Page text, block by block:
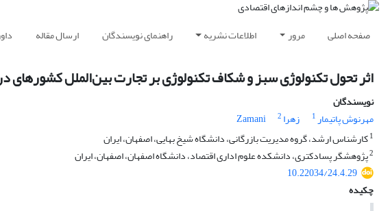
صفحه اصلی مرور اطلاعات نشریه راهنمای نویسندگان ارسال مقاله
اثر تحول تکنولوژی سبز و شکاف تکنولوژی بر تجارت بین‌الملل کشورهای
نویسندگان
مهرنوش پاتیمار1 زهرا Zamani 2
1کارشناس ارشد، گروه مدیریت بازرگانی، دانشگاه شیخ بهایی، اصفهان، ایران
2پژوهشگر پسادکتری، دانشکده علوم اداری اقتصاد، دانشگاه اصفهان، اصفهان، ایران
10.22034/24.4.29
چکیده